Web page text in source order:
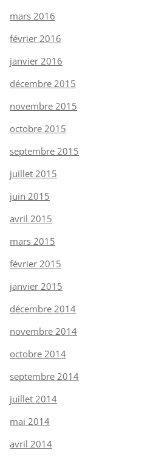
mars 2016
février 2016
janvier 2016
décembre 2015
novembre 2015
octobre 2015
septembre 2015
juillet 2015
juin 2015
avril 2015
mars 2015
février 2015
janvier 2015
décembre 2014
novembre 2014
octobre 2014
septembre 2014
juillet 2014
mai 2014
avril 2014